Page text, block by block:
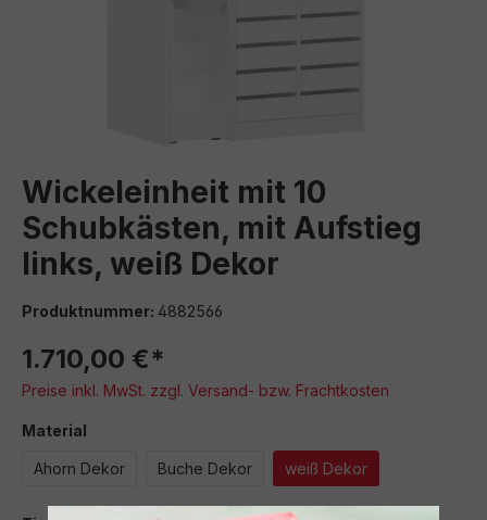
Wickeleinheit mit 10
Schubkästen, mit Aufstieg
links, weiß Dekor
Produktnummer: 4882566
1.710,00 €*
Preise inkl. MwSt. zzgl. Versand- bzw. Frachtkosten
Material
Ahorn Dekor Buche Dekor weiß Dekor